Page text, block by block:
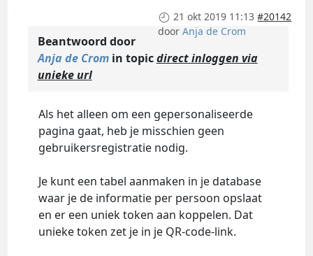
21 okt 2019 11:13 #20142
doorAnja de Crom
Beantwoord door
Anja de Cromin topicdirect inloggen via
unieke url
Als het alleen om een gepersonaliseerde
pagina gaat, heb je misschien geen
gebruikersregistratie nodig.
Je kunt een tabel aanmaken in je database
waar je de informatie per persoon opslaat
en er een uniek token aan koppelen. Dat
unieke token zet je in je QR-code-link.